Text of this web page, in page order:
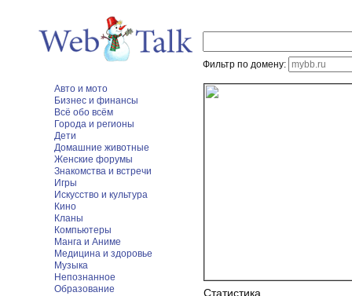
Фильтр по домену:
Авто и мото
Бизнес и финансы
Всё обо всём
Города и регионы
Дети
Домашние животные
Женские форумы
Знакомства и встречи
Игры
Искусство и культура
Кино
Кланы
Компьютеры
Манга и Аниме
Медицина и здоровье
Музыка
Непознанное
Образование
Статистика